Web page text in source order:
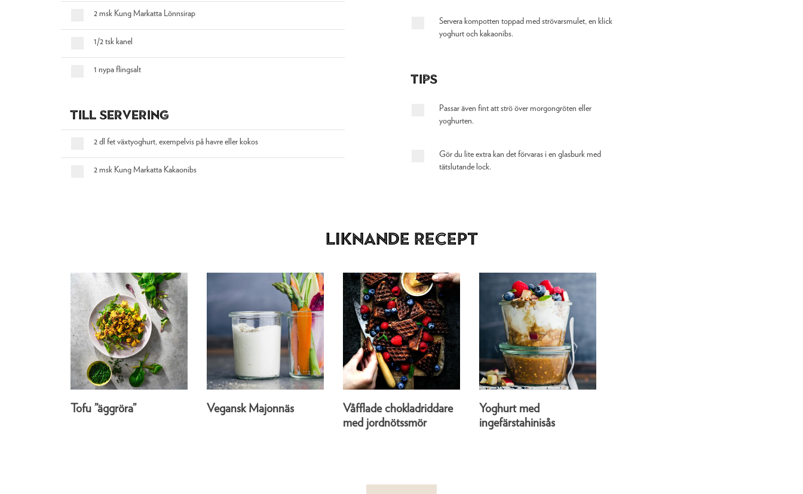
2 msk Kung Markatta Lönnsirap
1/2 tsk kanel
1 nypa flingsalt
Till servering
2 dl fet växtyoghurt, exempelvis på havre eller kokos
2 msk Kung Markatta Kakaonibs
Servera kompotten toppad med strövarsmulet, en klick
yoghurt och kakaonibs.
Tips
Passar även fint att strö över morgongröten eller
yoghurten.
Gör du lite extra kan det förvaras i en glasburk med
tätslutande lock.
Liknande recept
Tofu ”äggröra” Vegansk Majonnäs
Våfflade chokladriddare
med jordnötssmör
Yoghurt med
ingefärstahinisås